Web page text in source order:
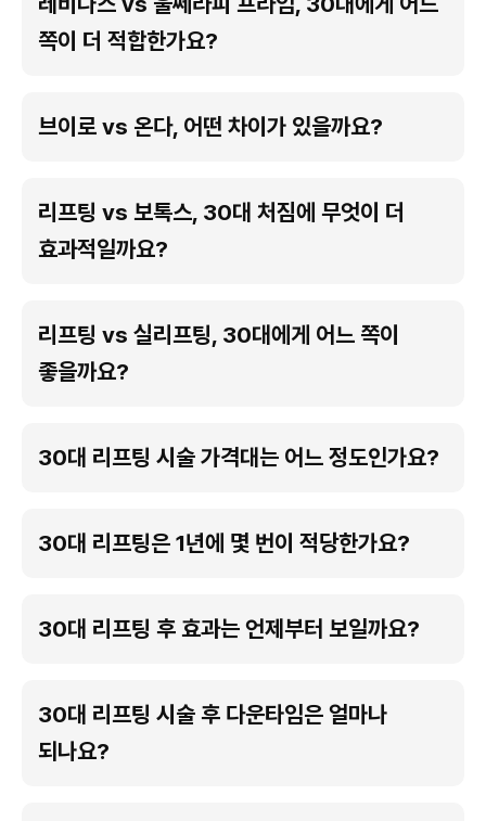
쪽이 더 적합한가요?
브이로 vs 온다, 어떤 차이가 있을까요?
리프팅 vs 보톡스, 30대 처짐에 무엇이 더
효과적일까요?
리프팅 vs 실리프팅, 30대에게 어느 쪽이
좋을까요?
30대 리프팅 시술 가격대는 어느 정도인가요?
30대 리프팅은 1년에 몇 번이 적당한가요?
30대 리프팅 후 효과는 언제부터 보일까요?
30대 리프팅 시술 후 다운타임은 얼마나
되나요?